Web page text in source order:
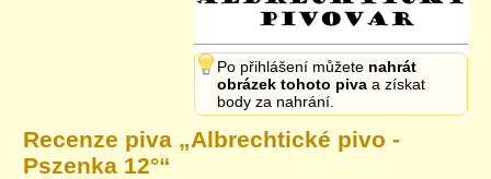
Po přihlášení můžete nahrát
obrázek tohoto piva a získat
body za nahrání.
Recenze piva „Albrechtické pivo -
Pszenka 12°“